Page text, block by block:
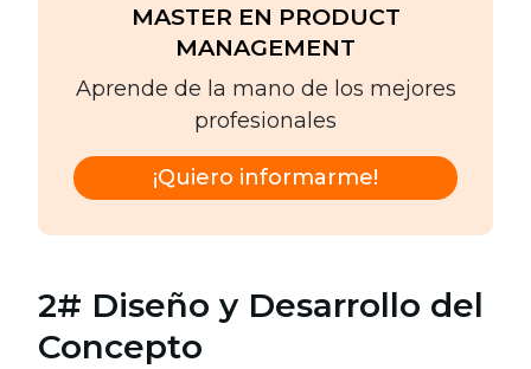
MASTER EN PRODUCT
MANAGEMENT
Aprende de la mano de los mejores
profesionales
¡Quiero informarme!
2# Diseño y Desarrollo del
Concepto